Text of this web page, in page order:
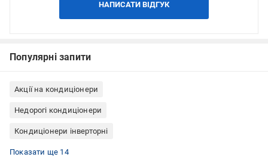
НАПИСАТИ ВІДГУК
Популярні запити
Акції на кондиціонери
Недорогі кондиціонери
Кондиціонери інверторні
Показати ще 14